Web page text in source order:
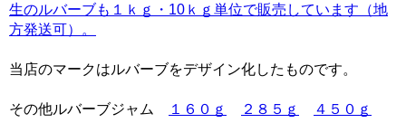
生のルバーブも１ｋｇ・10ｋｇ単位で販売しています（地
方発送可）。
当店のマークはルバーブをデザイン化したものです。
その他ルバーブジャム １６０ｇ ２８５ｇ
４５０ｇ